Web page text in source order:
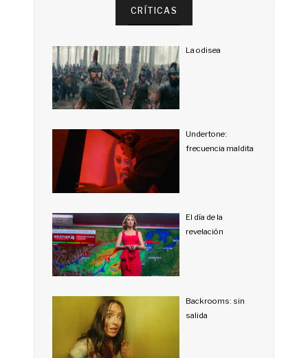
CRÍTICAS
La odisea
Undertone:
frecuencia maldita
El día de la
revelación
Backrooms: sin
salida